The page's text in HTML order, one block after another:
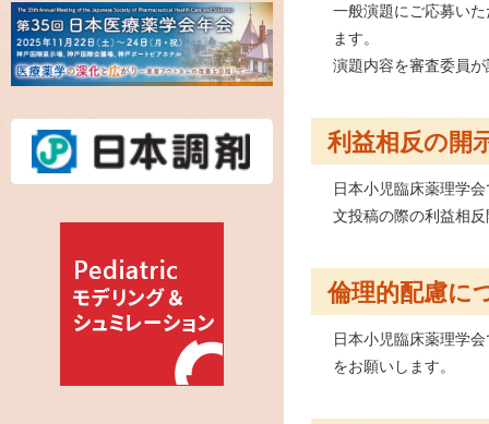
一般演題にご応募い
ます。
演題内容を審査委員
利益相反の開
日本小児臨床薬理学
⽂投稿の際の利益相
倫理的配慮に
日本小児臨床薬理学
をお願いします。